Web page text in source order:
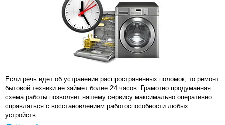
Если речь идет об устранении распространенных поломок, то ремонт
бытовой техники не займет более 24 часов. Грамотно продуманная
схема работы позволяет нашему сервису максимально оперативно
справляться с восстановлением работоспособности любых
устройств.